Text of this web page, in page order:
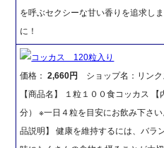
を呼ぶセクシーな甘い香りを追求し
に！
コッカス 120粒入り
価格：2,660円
ショップ名：リンク
【商品名】 １粒１００食コッカス
分） ※一日４粒を目安にお飲み下さ
品説明】 健康を維持するには、バラ